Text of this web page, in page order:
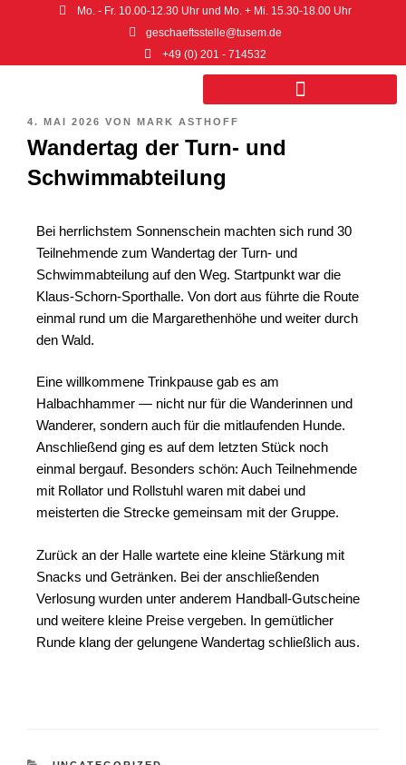
Mo. - Fr. 10.00-12.30 Uhr und Mo. + Mi. 15.30-18.00 Uhr
geschaeftsstelle@tusem.de
+49 (0) 201 - 714532
4. MAI 2026 VON MARK ASTHOFF
Wandertag der Turn- und
Schwimmabteilung
Bei herrlichstem Sonnenschein machten sich rund 30
Teilnehmende zum Wandertag der Turn- und
Schwimmabteilung auf den Weg. Startpunkt war die
Klaus-Schorn-Sporthalle. Von dort aus führte die Route
einmal rund um die Margarethenhöhe und weiter durch
den Wald.
Eine willkommene Trinkpause gab es am
Halbachhammer — nicht nur für die Wanderinnen und
Wanderer, sondern auch für die mitlaufenden Hunde.
Anschließend ging es auf dem letzten Stück noch
einmal bergauf. Besonders schön: Auch Teilnehmende
mit Rollator und Rollstuhl waren mit dabei und
meisterten die Strecke gemeinsam mit der Gruppe.
Zurück an der Halle wartete eine kleine Stärkung mit
Snacks und Getränken. Bei der anschließenden
Verlosung wurden unter anderem Handball-Gutscheine
und weitere kleine Preise vergeben. In gemütlicher
Runde klang der gelungene Wandertag schließlich aus.